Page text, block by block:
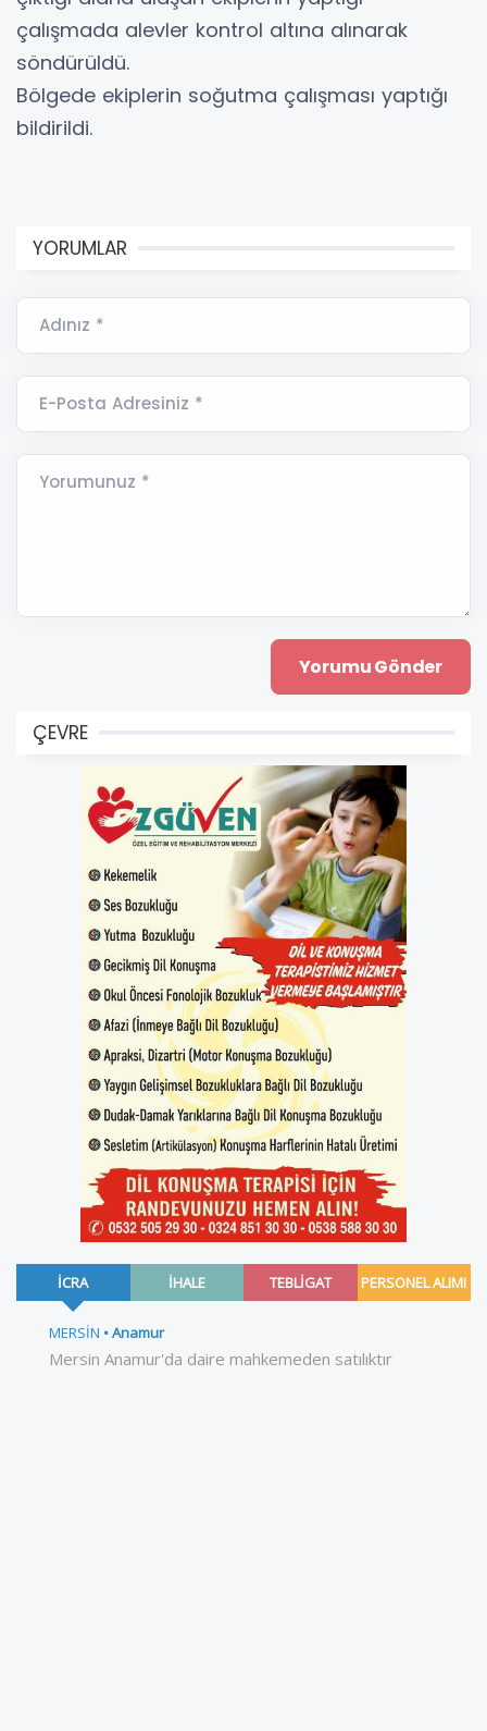
çalışmada alevler kontrol altına alınarak
söndürüldü.
Bölgede ekiplerin soğutma çalışması yaptığı
bildirildi.
YORUMLAR
Adınız *
E-Posta Adresiniz *
Yorumunuz *
ÇEVRE